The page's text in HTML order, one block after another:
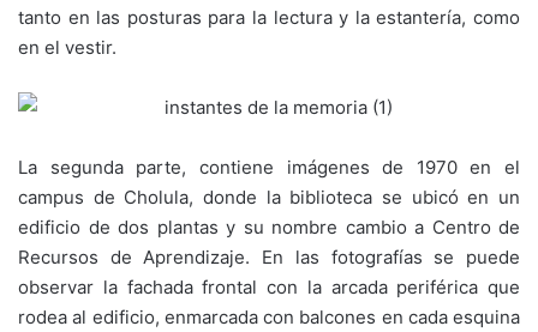
tanto en las posturas para la lectura y la estantería, como
en el vestir.
La segunda parte, contiene imágenes de 1970 en el
campus de Cholula, donde la biblioteca se ubicó en un
edificio de dos plantas y su nombre cambio a Centro de
Recursos de Aprendizaje. En las fotografías se puede
observar la fachada frontal con la arcada periférica que
rodea al edificio, enmarcada con balcones en cada esquina